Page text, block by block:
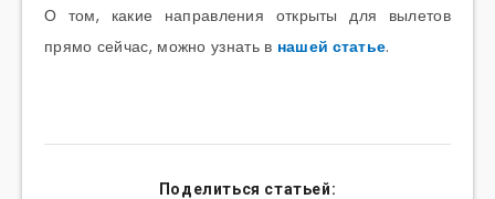
О том, какие направления открыты для вылетов
прямо сейчас, можно узнать в нашей статье.
Поделиться статьей: